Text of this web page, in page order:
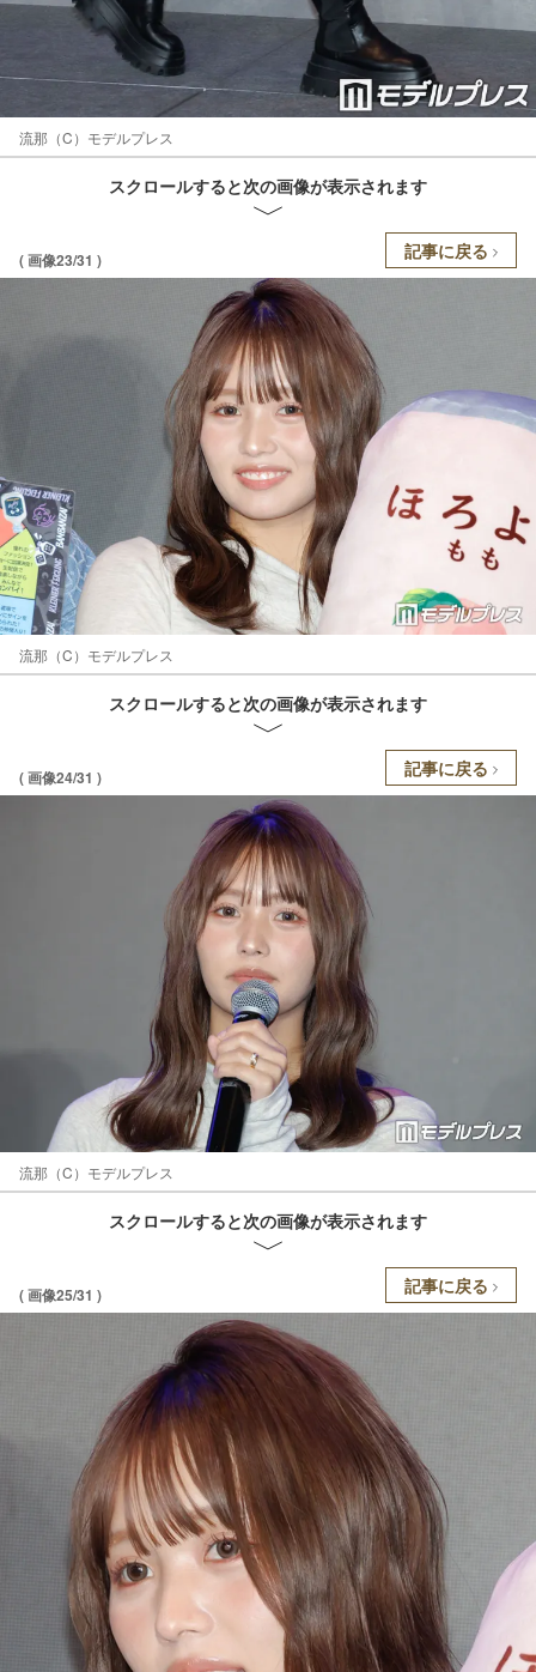
流那（C）モデルプレス
スクロールすると次の画像が表示されます
( 画像23/31 ) 記事に戻る
流那（C）モデルプレス
スクロールすると次の画像が表示されます
( 画像24/31 ) 記事に戻る
流那（C）モデルプレス
スクロールすると次の画像が表示されます
( 画像25/31 ) 記事に戻る